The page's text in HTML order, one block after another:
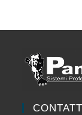
CONTATTI